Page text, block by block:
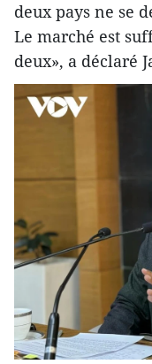
deux pays ne se
Le marché est
deux», a déclaré